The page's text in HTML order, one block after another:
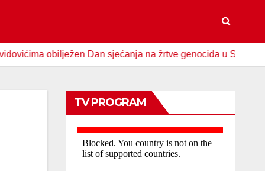
obilježen Dan sjećanja na žrtve genocida u Srebrenici
TV PROGRAM